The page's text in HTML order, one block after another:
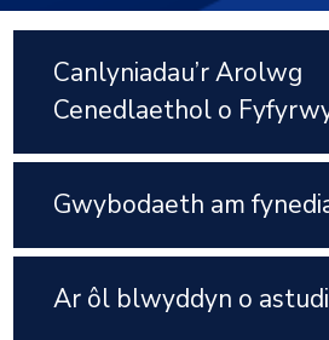
Canlyniadau’r Arolwg
Cenedlaethol o
Gwybodaeth am
Ar ôl blwyddyn o